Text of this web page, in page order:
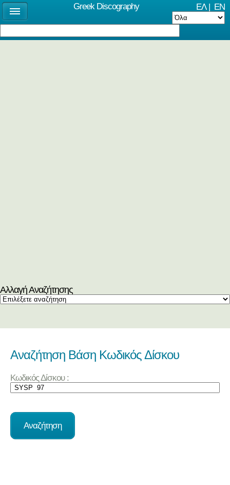
ΕΛ| EN
Αλλαγή Αναζήτησης
Αναζήτηση Βάση Κωδικός Δίσκου
Κωδικός Δίσκου :
Greek Discography